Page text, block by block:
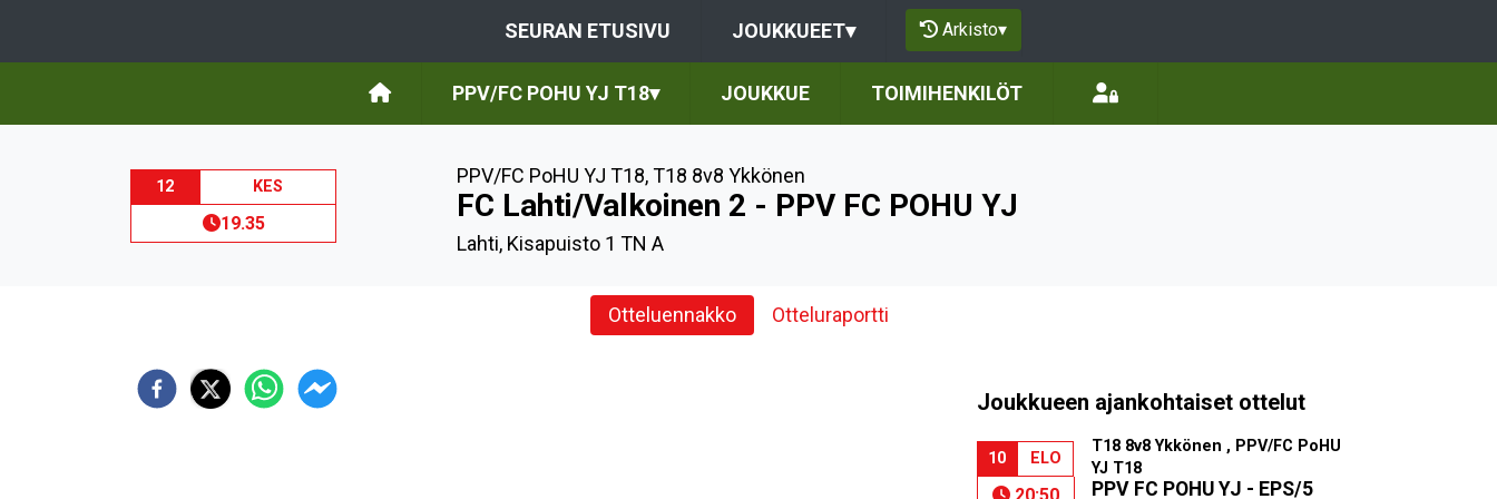
SEURAN ETUSIVU JOUKKUEET▾ Arkisto▾
PPV/FC POHU YJ T18▾ JOUKKUE TOIMIHENKILÖT
12 KES
19.35
PPV/FC PoHU YJ T18,T18 8v8 Ykkönen
FC Lahti/Valkoinen 2 - PPV FC POHU YJ
Lahti, Kisapuisto 1 TN A
Otteluennakko Otteluraportti
Joukkueen ajankohtaiset ottelut
10 ELO
T18 8v8 Ykkönen , PPV/FC PoHU
YJ T18
PPV FC POHU YJ - EPS/5